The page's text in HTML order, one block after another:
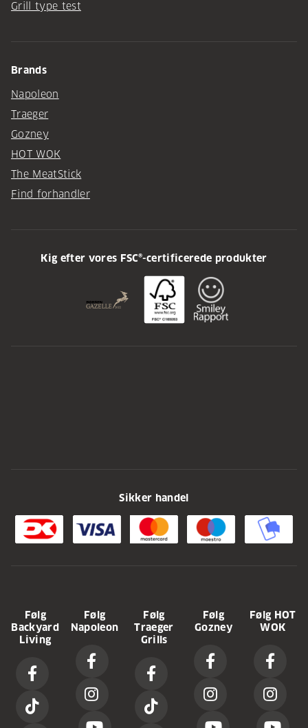
Grill type test
Brands
Napoleon
Traeger
Gozney
HOT WOK
The MeatStick
Find forhandler
Kig efter vores FSC®-certificerede produkter
Sikker handel
Følg
Backyard
Living
Følg
Napoleon
Følg
Traeger
Grills
Følg
Gozney
Følg HOT
WOK